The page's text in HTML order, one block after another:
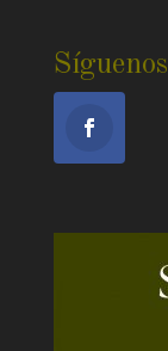
Síguenos